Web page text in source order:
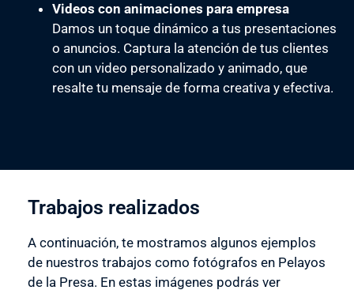
Videos con animaciones para empresa
Damos un toque dinámico a tus presentaciones
o anuncios. Captura la atención de tus clientes
con un video personalizado y animado, que
resalte tu mensaje de forma creativa y efectiva.
Trabajos realizados
A continuación, te mostramos algunos ejemplos
de nuestros trabajos como fotógrafos en Pelayos
de la Presa. En estas imágenes podrás ver